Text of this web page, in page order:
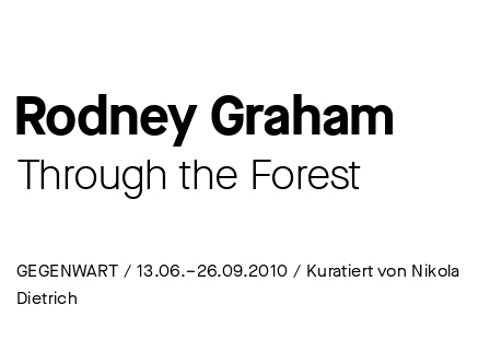
Rodney Graham
Through the Forest
GEGENWART / 13.06.–26.09.2010 / Kuratiert von Nikola
Dietrich